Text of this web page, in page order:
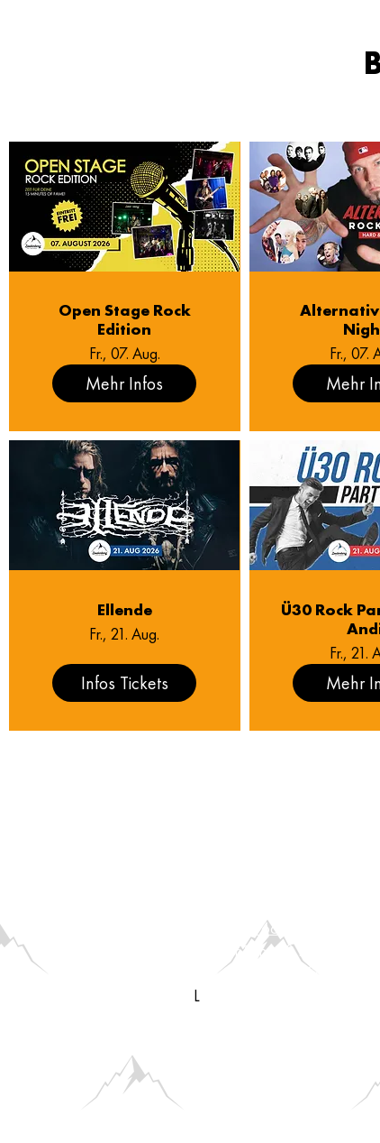
Open Stage Rock
Edition
Fr., 07. Aug.
Mehr Infos
Fr., 07.
Mehr
Ellende
Fr., 21. Aug.
Infos Tickets
Ü30 Rock
Fr., 21.
Mehr
+49 851 96684422
Künstler*innen & Bands:
Antworten auf häufig gestellte
L​
außerhalb dieser Zeiten nicht